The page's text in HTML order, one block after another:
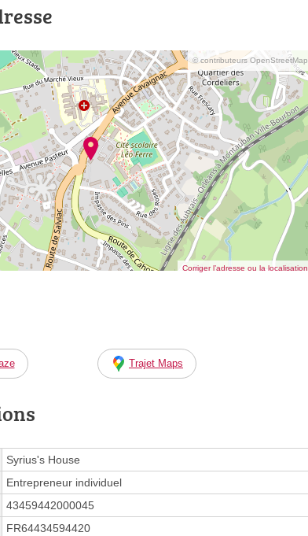
© contributeurs OpenStreetMap
Corriger l’adresse ou la localisation
Trajet Maps
Syrius's House
Entrepreneur individuel
43459442000045
FR64434594420